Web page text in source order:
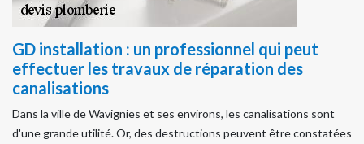
GD installation : un professionnel qui peut
effectuer les travaux de réparation des
canalisations
Dans la ville de Wavignies et ses environs, les canalisations sont
d'une grande utilité. Or, des destructions peuvent être constatées